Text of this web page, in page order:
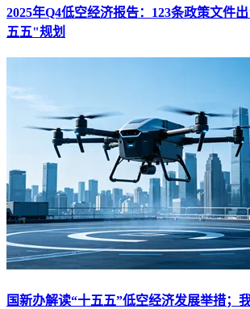
2025年Q4低空经济报告：123条政策文件
五五"规划
国新办解读“十五五”低空经济发展举措；